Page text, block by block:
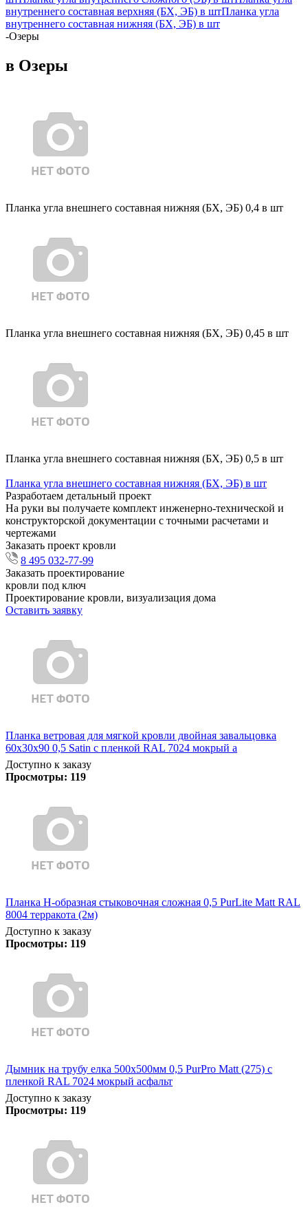
внутреннего составная верхняя (БХ, ЭБ) в штПланка угла
внутреннего составная нижняя (БХ, ЭБ) в шт
-Озеры
в Озеры
Планка угла внешнего составная нижняя (БХ, ЭБ) 0,4 в шт
Планка угла внешнего составная нижняя (БХ, ЭБ) 0,45 в шт
Планка угла внешнего составная нижняя (БХ, ЭБ) 0,5 в шт
Планка угла внешнего составная нижняя (БХ, ЭБ) в шт
Разработаем детальный проект
На руки вы получаете комплект инженерно-технической и
конструкторской документации с точными расчетами и
чертежами
Заказать проект кровли
8 495 032-77-99
Заказать проектирование
кровли под ключ
Проектирование кровли, визуализация дома
Оставить заявку
Планка ветровая для мягкой кровли двойная завальцовка
60х30х90 0,5 Satin с пленкой RAL 7024 мокрый а
Доступно к заказу
Просмотры: 119
Планка Н-образная стыковочная сложная 0,5 PurLite Matt RAL
8004 терракота (2м)
Доступно к заказу
Просмотры: 119
Дымник на трубу елка 500х500мм 0,5 PurPro Matt (275) с
пленкой RAL 7024 мокрый асфальт
Доступно к заказу
Просмотры: 119